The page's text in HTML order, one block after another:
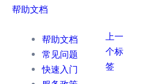
帮助文档
帮助文档
常见问题
快速入门
上一
个标
签